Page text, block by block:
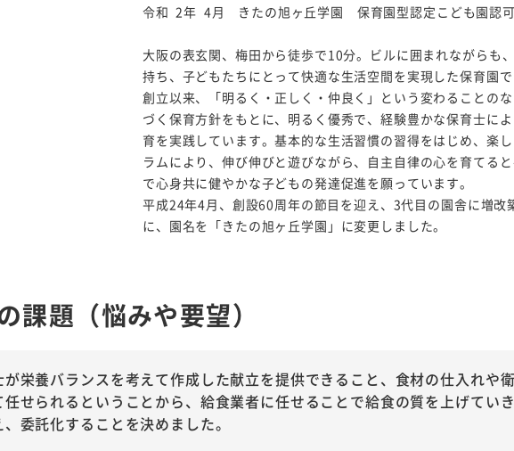
令和 2年 4月 きたの旭ヶ丘学園 保育園型認定こども園認可
大阪の表玄関、梅田から徒歩で10分。ビルに囲まれながらも
持ち、子どもたちにとって快適な生活空間を実現した保育園
創立以来、「明るく・正しく・仲良く」という変わることの
づく保育方針をもとに、明るく優秀で、経験豊かな保育士に
育を実践しています。基本的な生活習慣の習得をはじめ、楽
ラムにより、伸び伸びと遊びながら、自主自律の心を育てる
で心身共に健やかな子どもの発達促進を願っています。
平成24年4月、創設60周年の節目を迎え、3代目の園舎に増改
に、園名を「きたの旭ヶ丘学園」に変更しました。
課題（悩みや要望）
が栄養バランスを考えて作成した献立を提供できること、食材の仕入れや
任せられるということから、給食業者に任せることで給食の質を上げてい
、委託化することを決めました。